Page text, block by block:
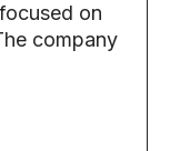
on
company